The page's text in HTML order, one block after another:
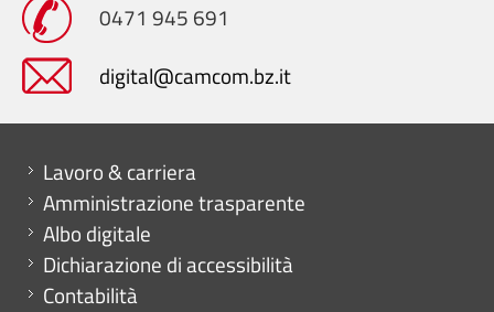
0471 945 691
digital@camcom.bz.it
Mini menu di servizio
Lavoro & carriera
Amministrazione trasparente
Albo digitale
Dichiarazione di accessibilità
Contabilità